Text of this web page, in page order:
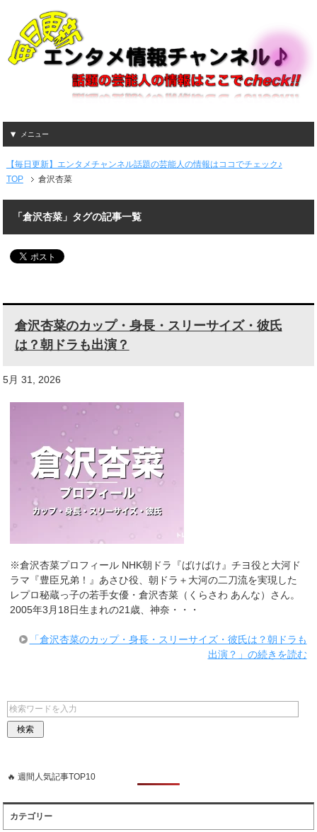
メニュー
【毎日更新】エンタメチャンネル話題の芸能人の情報はココでチェック♪
TOP
倉沢杏菜
「倉沢杏菜」タグの記事一覧
倉沢杏菜のカップ・身長・スリーサイズ・彼氏
は？朝ドラも出演？
5月 31, 2026
※倉沢杏菜プロフィール NHK朝ドラ『ばけばけ』チヨ役と大河ド
ラマ『豊臣兄弟！』あさひ役、朝ドラ＋大河の二刀流を実現した
レプロ秘蔵っ子の若手女優・倉沢杏菜（くらさわ あんな）さん。
2005年3月18日生まれの21歳、神奈・・・
「倉沢杏菜のカップ・身長・スリーサイズ・彼氏は？朝ドラも
出演？」の続きを読む
🔥 週間人気記事TOP10
カテゴリー